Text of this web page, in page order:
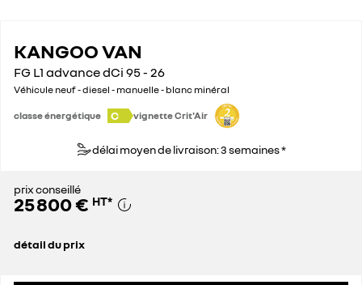
KANGOO VAN
FG L1 advance dCi 95 - 26
Véhicule neuf - diesel - manuelle - blanc minéral
classe énergétique C vignette Crit'Air
délai moyen de livraison: 3 semaines *
prix conseillé
25 800 € HT*
détail du prix